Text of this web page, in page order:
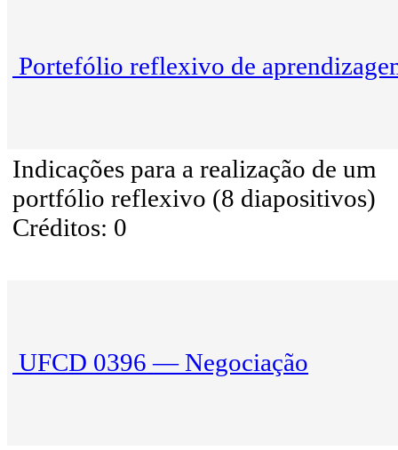
Portefólio reflexivo de
Indicações para a realização de um
portfólio reflexivo (8 diapositivos)
Créditos: 0
UFCD 0396 — Negociação